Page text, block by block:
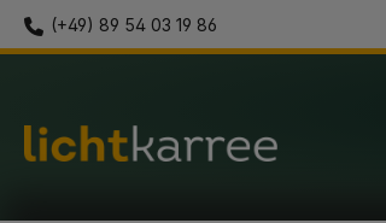
Zur Hauptnavigation springen
(+49) 89 54 03 19 86